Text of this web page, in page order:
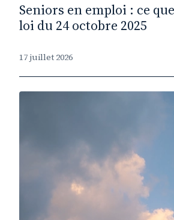
Seniors en emploi : ce
loi du 24 octobre 2025
17 juillet 2026